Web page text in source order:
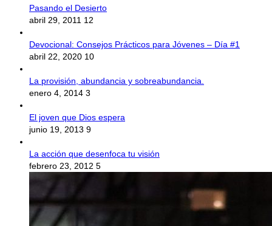
Pasando el Desierto
abril 29, 2011 12
Devocional: Consejos Prácticos para Jóvenes – Día #1
abril 22, 2020 10
La provisión, abundancia y sobreabundancia.
enero 4, 2014 3
El joven que Dios espera
junio 19, 2013 9
La acción que desenfoca tu visión
febrero 23, 2012 5